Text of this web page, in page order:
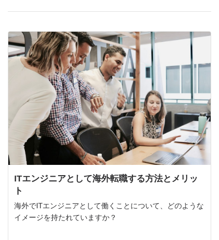
ITエンジニアとして海外転職する方法とメリッ
ト
海外でITエンジニアとして働くことについて、どのような
イメージを持たれていますか？